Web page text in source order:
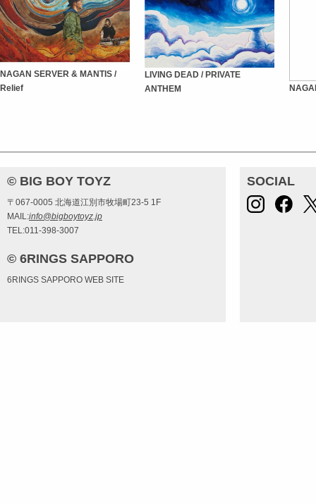
NAGAN SERVER & MANTIS /
Relief
LIVING DEAD / PRIVATE
ANTHEM
© BIG BOY TOYZ
〒067-0005 北海道江別市牧場町23-5 1F
MAIL:info@bigboytoyz.jp
TEL:011-398-3007
© 6RINGS SAPPORO
6RINGS SAPPORO WEB SITE
SOCIAL